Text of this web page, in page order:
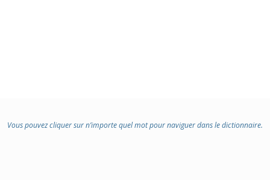
Vous pouvez cliquer sur n’importe quel mot pour naviguer dans le dictionnaire.